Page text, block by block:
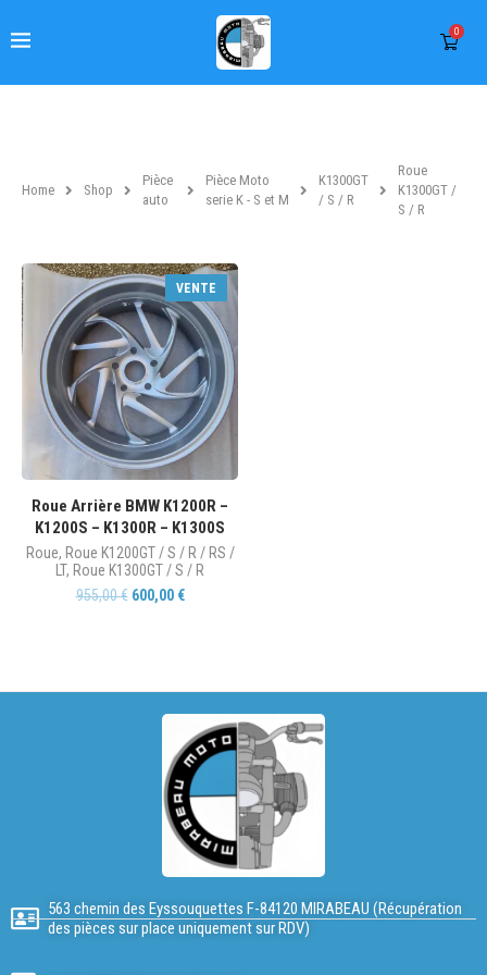
0
Home Shop
Pièce
auto
Pièce Moto
serie K - S et M
K1300GT
/ S / R
Roue
K1300GT /
S / R
VENTE
Roue Arrière BMW K1200R –
K1200S – K1300R – K1300S
Roue, Roue K1200GT / S / R / RS /
LT, Roue K1300GT / S / R
955,00€ 600,00 €
563 chemin des Eyssouquettes F-84120 MIRABEAU (Récupération
des pièces sur place uniquement sur RDV)